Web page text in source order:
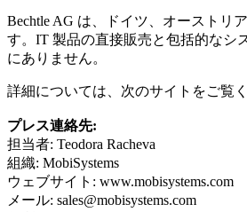
Bechtle AG は、ドイツ、オーストリ
す。IT 製品の直接販売と包括的なシ
にありません。
詳細については、次のサイトをご覧
プレス連絡先:
担当者: Teodora Racheva
組織: MobiSystems
ウェブサイト: www.mobisystems.com
メール: sales@mobisystems.com